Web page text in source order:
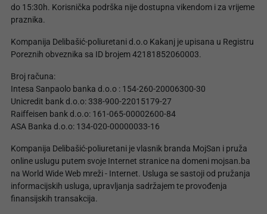
do 15:30h. Korisnička podrška nije dostupna vikendom i za vrijeme
praznika.
Kompanija Delibašić-poliuretani d.o.o Kakanj je upisana u Registru
Poreznih obveznika sa ID brojem 42181852060003.
Broj računa:
Intesa Sanpaolo banka d.o.o : 154-260-20006300-30
Unicredit bank d.o.o: 338-900-22015179-27
Raiffeisen bank d.o.o: 161-065-00002600-84
ASA Banka d.o.o: 134-020-00000033-16
Kompanija Delibašić-poliuretani je vlasnik branda MojSan i pruža
online uslugu putem svoje Internet stranice na domeni mojsan.ba
na World Wide Web mreži - Internet. Usluga se sastoji od pružanja
informacijskih usluga, upravljanja sadržajem te provođenja
finansijskih transakcija.